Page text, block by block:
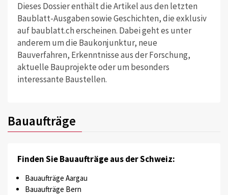
Dieses Dossier enthält die Artikel aus den letzten
Baublatt-Ausgaben sowie Geschichten, die exklusiv
auf baublatt.ch erscheinen. Dabei geht es unter
anderem um die Baukonjunktur, neue
Bauverfahren, Erkenntnisse aus der Forschung,
aktuelle Bauprojekte oder um besonders
interessante Baustellen.
Bauaufträge
Finden Sie Bauaufträge aus der Schweiz:
Bauaufträge Aargau
Bauaufträge Bern